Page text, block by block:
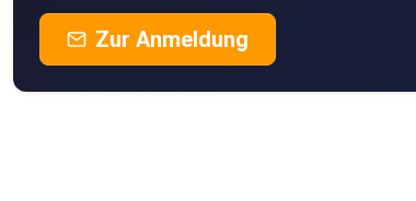
Zur Anmeldung